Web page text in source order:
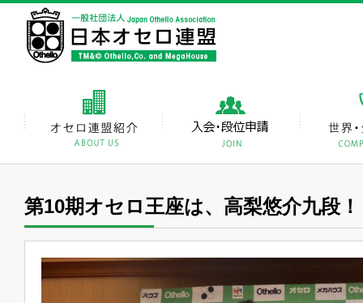
第10期オセロ王座は、高梨悠介九段！